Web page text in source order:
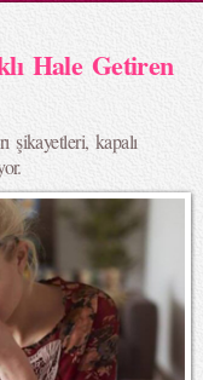
Hale Getiren
şikayetleri, kapalı